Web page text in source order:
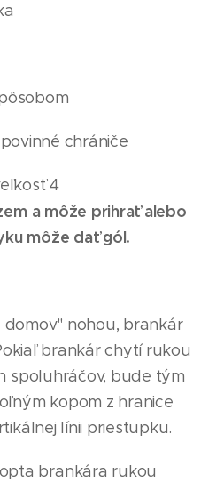
chrániče
4
a môže prihrať alebo
môže dať gól.
domov" nohou, brankár
brankár chytí rukou
spoluhráčov, bude tým
kopom z hranice
línii priestupku.
brankára rukou